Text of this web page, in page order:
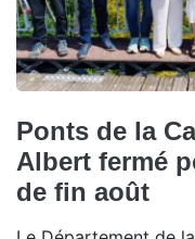
Ponts de la
Albert fermé
de fin août